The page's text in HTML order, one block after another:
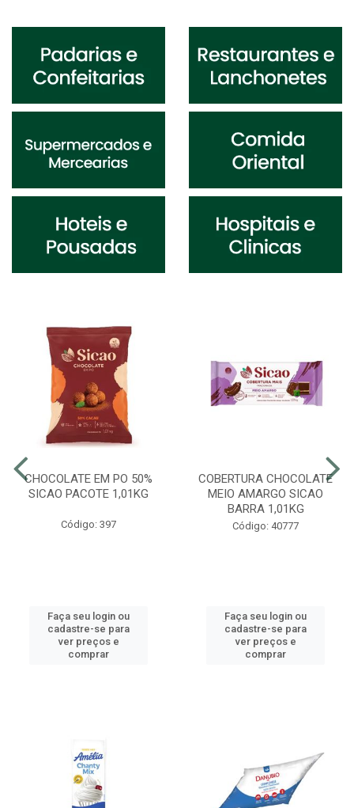
CHOCOLATE EM PO 50%
SICAO PACOTE 1,01KG
Código: 397
Faça seu login ou
cadastre-se para
ver preços e
comprar
COBERTURA CHOCOLATE
MEIO AMARGO SICAO
BARRA 1,01KG
Código: 40777
Faça seu login ou
cadastre-se para
ver preços e
comprar